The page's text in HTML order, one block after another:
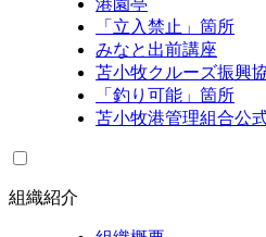
港園亭
「立入禁止」箇所
みなと出前講座
苫小牧クルーズ振興
「釣り可能」箇所
苫小牧港管理組合公
組織紹介